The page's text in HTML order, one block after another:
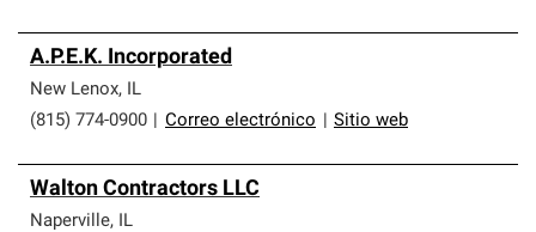
A.P.E.K. Incorporated
New Lenox, IL
(815) 774-0900
Correo electrónico Sitio web
Walton Contractors LLC
Naperville, IL